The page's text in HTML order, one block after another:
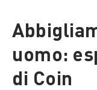
uomo:
di Coin